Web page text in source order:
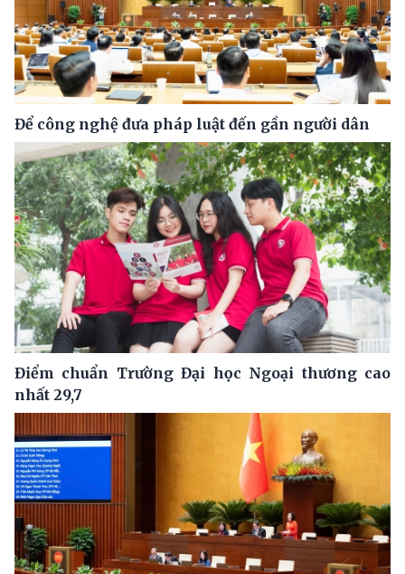
Để công nghệ đưa pháp luật đến gần người dân
Điểm chuẩn Trường Đại học Ngoại thương cao
nhất 29,7